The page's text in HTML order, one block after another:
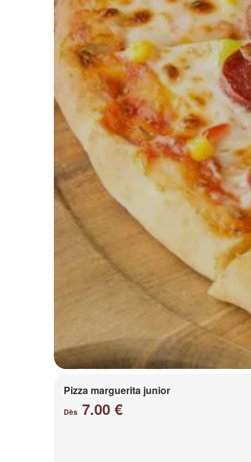
Pizza marguerita junior
Dès 7.00 €